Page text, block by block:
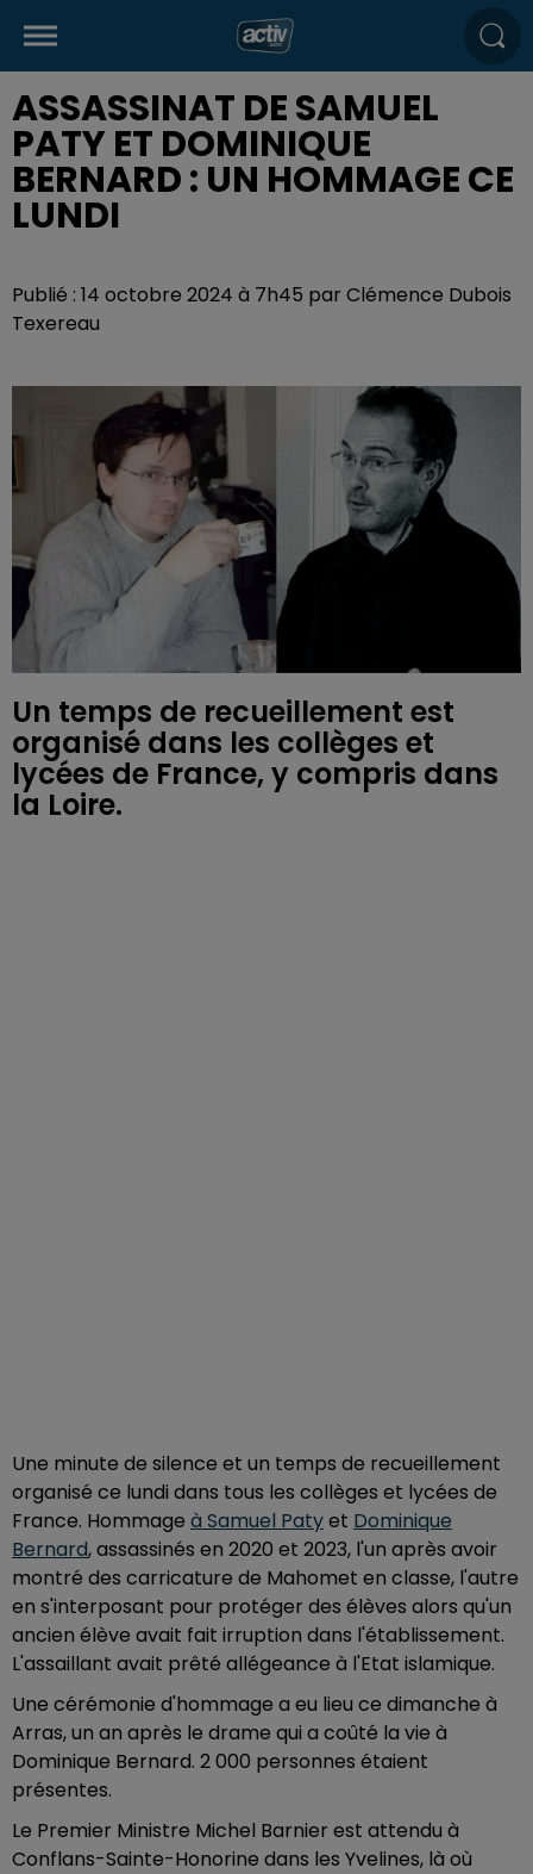
ASSASSINAT DE SAMUEL
PATY ET DOMINIQUE
BERNARD : UN HOMMAGE CE
LUNDI
Publié : 14 octobre 2024 à 7h45 par Clémence Dubois
Texereau
Un temps de recueillement est
organisé dans les collèges et
lycées de France, y compris dans
la Loire.
Une minute de silence et un temps de recueillement
organisé ce lundi dans tous les collèges et lycées de
France. Hommage à Samuel Patyet Dominique
Bernard, assassinés en 2020 et 2023, l'un après avoir
montré des carricature de Mahomet en classe, l'autre
en s'interposant pour protéger des élèves alors qu'un
ancien élève avait fait irruption dans l'établissement.
L'assaillant avait prêté allégeance à l'Etat islamique.
Une cérémonie d'hommage a eu lieu ce dimanche à
Arras, un an après le drame qui a coûté la vie à
Dominique Bernard. 2 000 personnes étaient
présentes.
Le Premier Ministre Michel Barnier est attendu à
Conflans-Sainte-Honorine dans les Yvelines, là où